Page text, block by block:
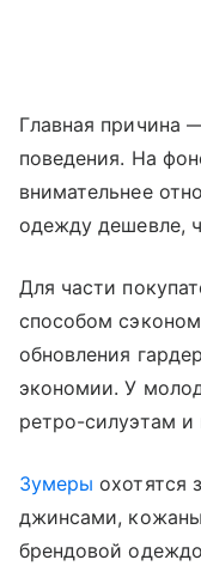
Главная причина
поведения. На
внимательнее
одежду дешевле,
Для части
способом
обновления
экономии. У
ретро-силуэтам и
Зумеры охотятся
джинсами,
брендовой